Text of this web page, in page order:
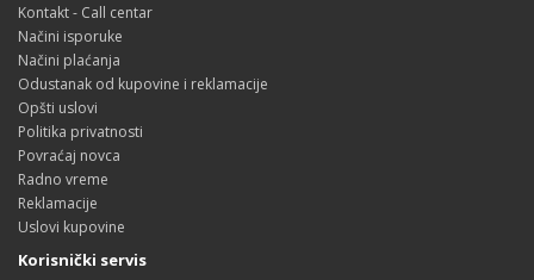
Kontakt - Call centar
Načini isporuke
Načini plaćanja
Odustanak od kupovine i reklamacije
Opšti uslovi
Politika privatnosti
Povraćaj novca
Radno vreme
Reklamacije
Uslovi kupovine
Korisnički servis